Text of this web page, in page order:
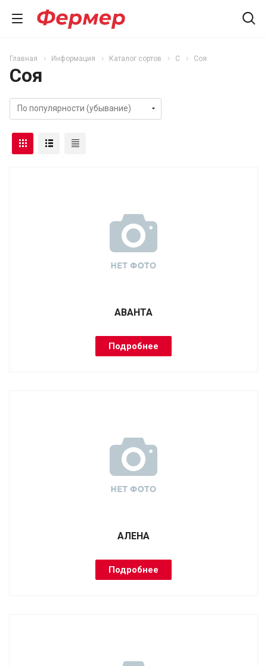
Главная Информация Каталог сортов С Соя
Соя
АВАНТА
Подробнее
АЛЕНА
Подробнее